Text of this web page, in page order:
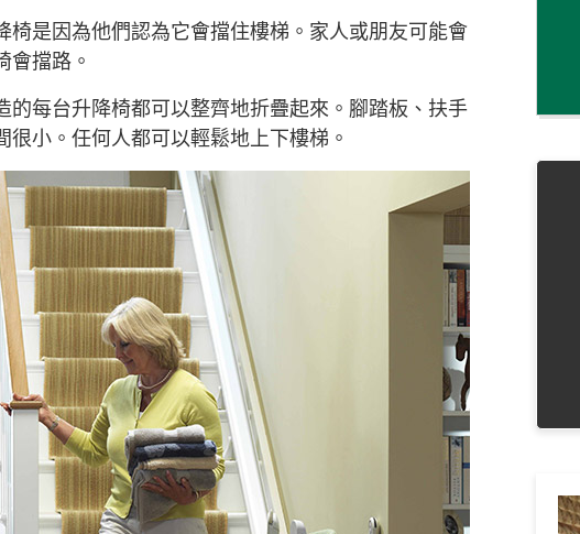
椅是因為他們認為它會擋住樓梯。家人或朋友可能會
會擋路。
的每台升降椅都可以整齊地折疊起來。腳踏板、扶手
小。任何人都可以輕鬆地上下樓梯。